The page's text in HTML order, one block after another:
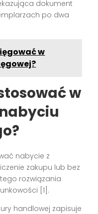
dokument
po dwa
w
w
nabycie z
zakupu lub bez
rozwiązania
[1].
handlowej zapisuje